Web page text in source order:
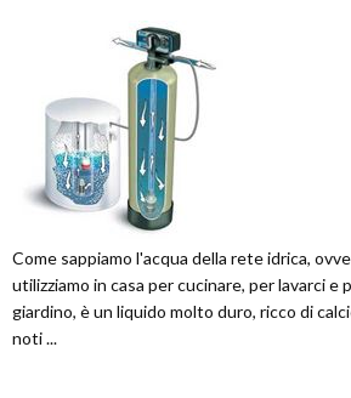
Come sappiamo l'acqua della rete idrica,
utilizziamo in casa per cucinare, per lavarci e
giardino, è un liquido molto duro, ricco di
noti ...